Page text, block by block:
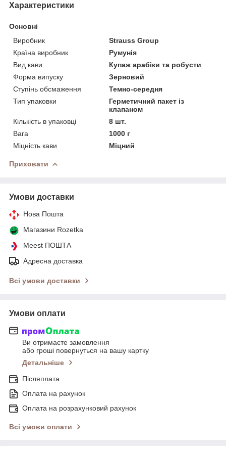
Характеристики
Основні
Виробник
Strauss Group
Країна виробник
Румунія
Вид кави
Купаж арабіки та робусти
Форма випуску
Зерновий
Ступінь обсмаження
Темно-середня
Тип упаковки
Герметичний пакет із
клапаном
Кількість в упаковці
8 шт.
Вага
1000 г
Міцність кави
Міцний
Приховати
Умови доставки
Нова Пошта
Магазини Rozetka
Meest ПОШТА
Адресна доставка
Всі умови доставки
Умови оплати
Ви отримаєте замовлення
або гроші повернуться на вашу картку
Детальніше
Післяплата
Оплата на рахунок
Оплата на розрахунковий рахунок
Всі умови оплати